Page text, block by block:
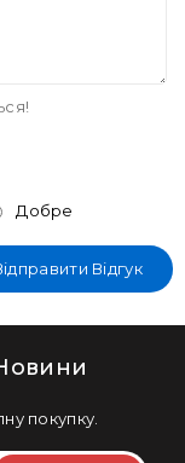
Добре
Відгук
покупку.